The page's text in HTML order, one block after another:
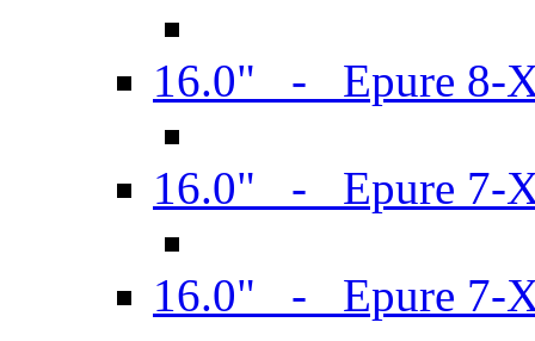
16.0" - Epure 8-
16.0" - Epure 7-
16.0" - Epure 7-